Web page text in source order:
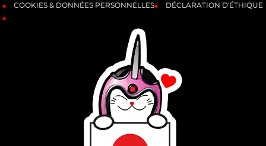
COOKIES & DONNÉES PERSONNELLES
DÉCLARATION D'ÉTHIQUE